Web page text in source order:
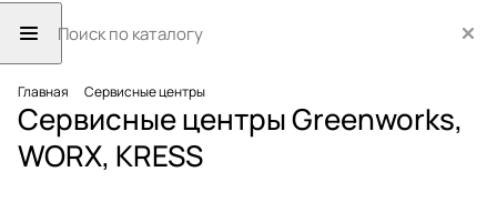
Главная Сервисные центры
Сервисные центры Greenworks,
WORX, KRESS